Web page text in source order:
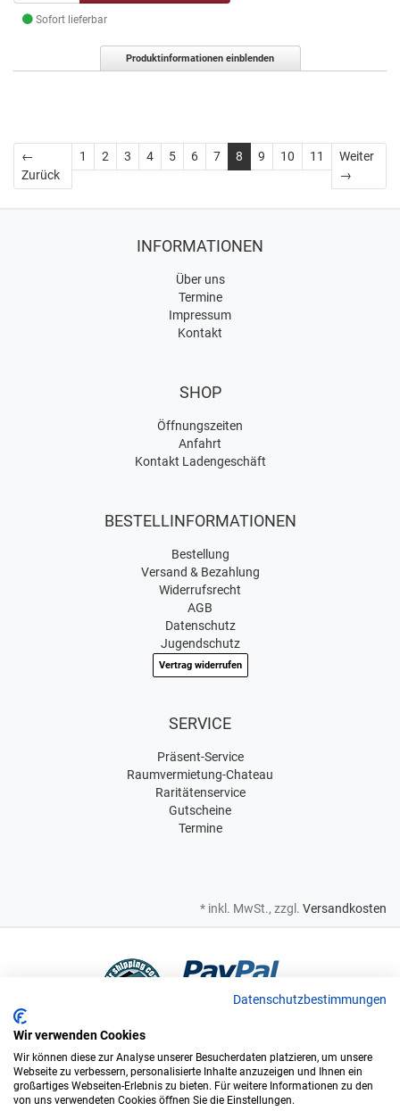
Sofort lieferbar
Produktinformationen einblenden
←
ZurückZurück
1 2 3 4 5 6 7 8 9 10 11
Weiter
→Weiter
INFORMATIONEN
Über uns
Termine
Impressum
Kontakt
SHOP
Öffnungszeiten
Anfahrt
Kontakt Ladengeschäft
BESTELLINFORMATIONEN
Bestellung
Versand & Bezahlung
Widerrufsrecht
AGB
Datenschutz
Jugendschutz
Vertrag widerrufen
SERVICE
Präsent-Service
Raumvermietung-Chateau
Raritätenservice
Gutscheine
Termine
* inkl. MwSt., zzgl. Versandkosten
Bei uns sind Sie in sicheren Händen
Datenschutzbestimmungen
Wir verwenden Cookies
Wir können diese zur Analyse unserer Besucherdaten platzieren, um unsere
Webseite zu verbessern, personalisierte Inhalte anzuzeigen und Ihnen ein
großartiges Webseiten-Erlebnis zu bieten. Für weitere Informationen zu den
von uns verwendeten Cookies öffnen Sie die Einstellungen.